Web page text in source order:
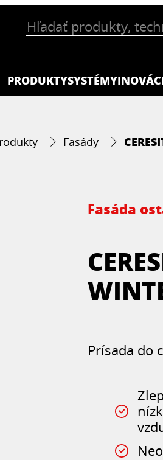
PRODUKTYSYSTÉMY
Fasády
Fasáda
Prísada do